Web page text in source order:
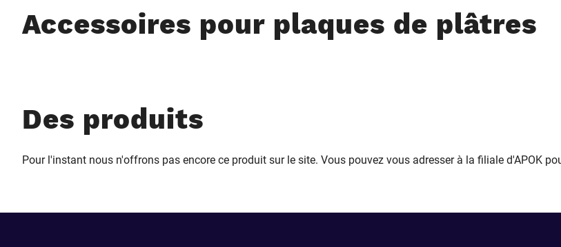
Accessoires pour plaques de plâtres
Des produits
Pour l'instant nous n'offrons pas encore ce produit sur le site. Vous pouvez vous adresser à la filiale d'APOK